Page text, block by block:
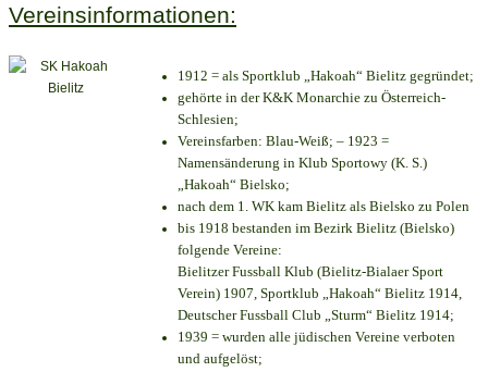
Vereinsinformationen:
1912 = als Sportklub „Hakoah“ Bielitz gegründet;
gehörte in der K&K Monarchie zu Österreich-
Schlesien;
Vereinsfarben: Blau-Weiß; – 1923 =
Namensänderung in Klub Sportowy (K. S.)
„Hakoah“ Bielsko;
nach dem 1. WK kam Bielitz als Bielsko zu Polen
bis 1918 bestanden im Bezirk Bielitz (Bielsko)
folgende Vereine:
Bielitzer Fussball Klub (Bielitz-Bialaer Sport
Verein) 1907, Sportklub „Hakoah“ Bielitz 1914,
Deutscher Fussball Club „Sturm“ Bielitz 1914;
1939 = wurden alle jüdischen Vereine verboten
und aufgelöst;